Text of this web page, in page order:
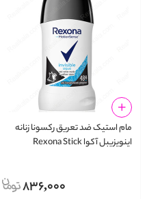
مام استیک ضد تعریق رکسونا زنانه
اینویزیبل آکوا Rexona Stick
836,000